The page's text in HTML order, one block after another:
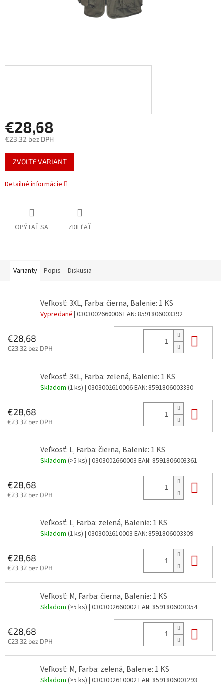
€28,68
€23,32 bez DPH
Jednotková
cena:
ZVOĽTE VARIANT
Detailné informácie
OPÝTAŤ SA ZDIEĽAŤ
Varianty Popis Diskusia
Veľkosť: 3XL, Farba: čierna, Balenie: 1 KS
Vypredané | 0303002660006EAN: 8591806003392
€28,68
€23,32 bez DPH
Veľkosť: 3XL, Farba: zelená, Balenie: 1 KS
Skladom (1 ks) | 0303002610006EAN: 8591806003330
€28,68
€23,32 bez DPH
Veľkosť: L, Farba: čierna, Balenie: 1 KS
Skladom (>5 ks) | 0303002660003 EAN: 8591806003361
€28,68
€23,32 bez DPH
Veľkosť: L, Farba: zelená, Balenie: 1 KS
Skladom (1 ks) | 0303002610003 EAN: 8591806003309
€28,68
€23,32 bez DPH
Veľkosť: M, Farba: čierna, Balenie: 1 KS
Skladom (>5 ks) | 0303002660002EAN: 8591806003354
€28,68
€23,32 bez DPH
Veľkosť: M, Farba: zelená, Balenie: 1 KS
Skladom (>5 ks) | 0303002610002EAN: 8591806003293